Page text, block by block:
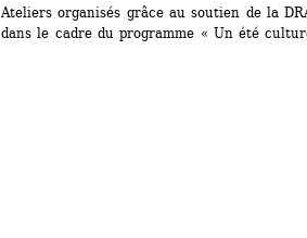
Ateliers organisés grâce au soutien de la
dans le cadre du programme « Un été